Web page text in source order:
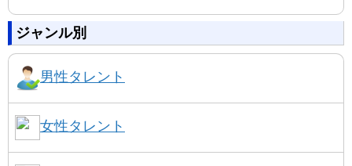
ジャンル別
男性タレント
女性タレント